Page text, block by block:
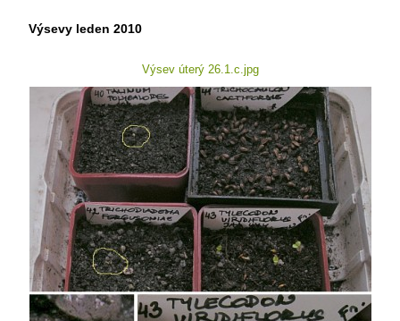
Výsevy leden 2010
Výsev úterý 26.1.c.jpg